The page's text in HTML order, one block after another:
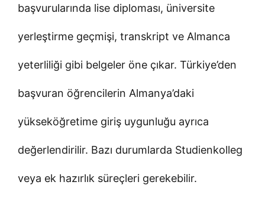
başvurularında lise diploması, üniversite
yerleştirme geçmişi, transkript ve Almanca
yeterliliği gibi belgeler öne çıkar. Türkiye’den
başvuran öğrencilerin Almanya’daki
yükseköğretime giriş uygunluğu ayrıca
değerlendirilir. Bazı durumlarda Studienkolleg
veya ek hazırlık süreçleri gerekebilir.